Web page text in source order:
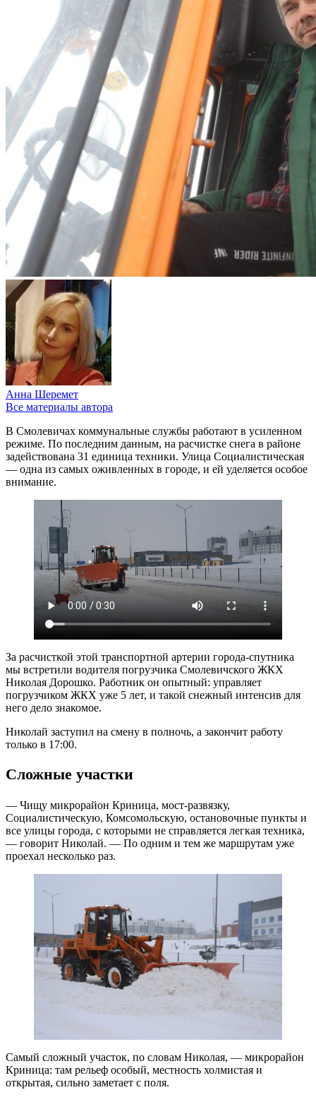
Анна Шеремет
Все материалы автора
В Смолевичах коммунальные службы работают в усиленном
режиме. По последним данным, на расчистке снега в районе
задействована 31 единица техники. Улица Социалистическая
— одна из самых оживленных в городе, и ей уделяется особое
внимание.
За расчисткой этой транспортной артерии города-спутника
мы встретили водителя погрузчика Смолевичского ЖКХ
Николая Дорошко. Работник он опытный: управляет
погрузчиком ЖКХ уже 5 лет, и такой снежный интенсив для
него дело знакомое.
Николай заступил на смену в полночь, а закончит работу
только в 17:00.
Сложные участки
— Чищу микрорайон Криница, мост-развязку,
Социалистическую, Комсомольскую, остановочные пункты и
все улицы города, с которыми не справляется легкая техника,
— говорит Николай. — По одним и тем же маршрутам уже
проехал несколько раз.
Самый сложный участок, по словам Николая, — микрорайон
Криница: там рельеф особый, местность холмистая и
открытая, сильно заметает с поля.